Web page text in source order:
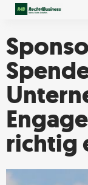
richtig